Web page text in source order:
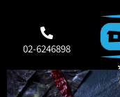
02-6246898